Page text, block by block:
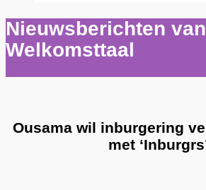
Nieuwsberichten van
Welkomsttaal
Ousama wil inburgering
met